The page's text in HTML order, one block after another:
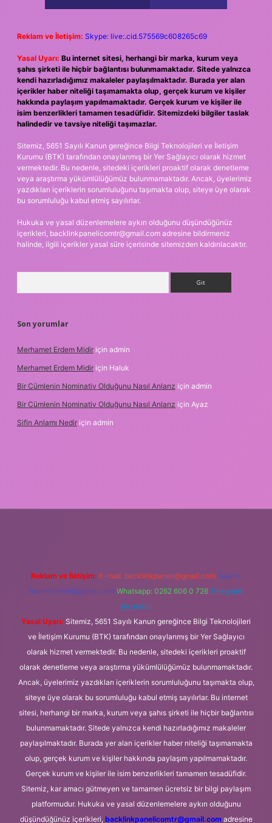
Reklam ve İletişim: Skype: live:.cid.575569c608265c69
Yasal Uyarı: Bu internet sitesi, herhangi bir marka, kurum veya
şahıs şirketi ile hiçbir bağlantısı bulunmamaktadır. Sitede yalnızca
kendi hazırladığımız makaleler paylaşılmaktadır. Burada yer alan
içerikler haber niteliği taşımamakta olup, gerçek kurum ve kişiler
hakkında paylaşım yapılmamaktadır. Gerçek kurum ve kişiler ile
isim benzerlikleri tamamen tesadüfidir. Sitemizdeki bilgiler taslak
halindedir ve tavsiye niteliği taşımazlar.
Sitemiz, 5651 Sayılı Kanun gereğince Bilgi Teknolojileri ve İletişim
Kurumu (BTK) tarafından onaylanmış bir Yer Sağlayıcı olarak hizmet
vermektedir. Bu nedenle, sitedeki içerikleri proaktif olarak denetleme
veya araştırma yükümlülüğümüz bulunmamaktadır. Ancak, üyelerimiz
yazdıkları içeriklerin sorumluluğunu taşımakta olup, siteye üye olarak
bu sorumluluğu kabul etmiş sayılırlar.
Hukuka ve yasal düzenlemelere aykırı olduğunu düşündüğünüz
içerikleri, backlinkpanelicomtr@gmail.com adresine bildirmeniz
halinde, ilgili içerikler yasal süre içerisinde sitemizden kaldırılacaktır.
Son yorumlar
Merhamet Erdem Midir için admin
Merhamet Erdem Midir için Haluk
Bir Cümlenin Nominativ Olduğunu Nasıl Anlarız için admin
Bir Cümlenin Nominativ Olduğunu Nasıl Anlarız için Ayaz
Sifin Anlamı Nedir için admin
Reklam ve İletişim: E-mail: backlinkpaneli@gmail.com Teams:
forumhizmeti@gmail.com Whatsapp: 0262 606 0 726 Telegram:
@karabul
Yasal Uyarı: Sitemiz, 5651 Sayılı Kanun gereğince Bilgi Teknolojileri
ve İletişim Kurumu (BTK) tarafından onaylanmış bir Yer Sağlayıcı
olarak hizmet vermektedir. Bu nedenle, sitedeki içerikleri proaktif
olarak denetleme veya araştırma yükümlülüğümüz bulunmamaktadır.
Ancak, üyelerimiz yazdıkları içeriklerin sorumluluğunu taşımakta olup,
siteye üye olarak bu sorumluluğu kabul etmiş sayılırlar. Bu internet
sitesi, herhangi bir marka, kurum veya şahıs şirketi ile hiçbir bağlantısı
bulunmamaktadır. Sitede yalnızca kendi hazırladığımız makaleler
paylaşılmaktadır. Burada yer alan içerikler haber niteliği taşımamakta
olup, gerçek kurum ve kişiler hakkında paylaşım yapılmamaktadır.
Gerçek kurum ve kişiler ile isim benzerlikleri tamamen tesadüfidir.
Sitemiz, kar amacı gütmeyen ve tamamen ücretsiz bir bilgi paylaşım
platformudur. Hukuka ve yasal düzenlemelere aykırı olduğunu
düşündüğünüz içerikleri, backlinkpanelicomtr@gmail.comadresine